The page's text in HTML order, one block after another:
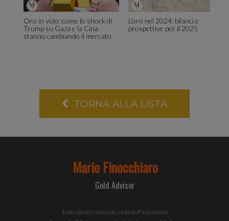
Oro in volo: come lo shock di
Trump su Gaza e la Cina
stanno cambiando il mercato
L'oro nel 2024: bilanci e
prospettive per il 2025
TORNA ALLA LISTA
sul tuo
utilizzo del
nostro sito
con i